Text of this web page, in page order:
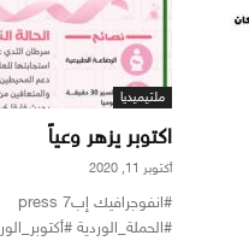
ملتيميديا
اكتوبر يزهر وعياً
أكتوبر 11, 2020
#انفوجرافيك إب7 press
#الحملة_الوردية